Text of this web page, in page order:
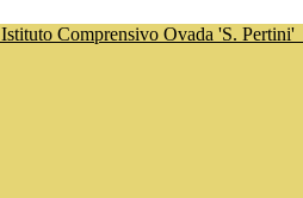
Istituto Comprensivo Ovada 'S. Pertini'